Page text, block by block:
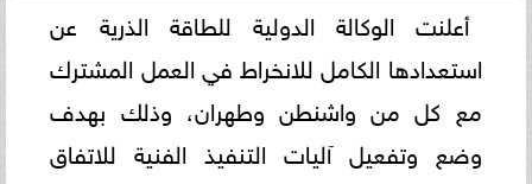
أعلنت الوكالة الدولية للطاقة الذرية عن
استعدادها الكامل للانخراط في العمل المشترك
مع كل من واشنطن وطهران، وذلك بهدف
وضع وتفعيل آليات التنفيذ الفنية للاتفاق